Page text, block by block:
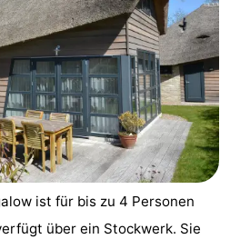
ist für bis zu 4 Personen
über ein Stockwerk. Sie